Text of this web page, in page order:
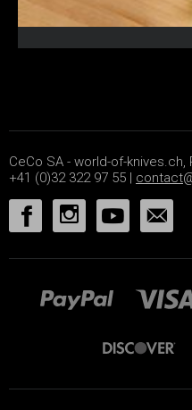
CeCo SA - world-of-knives.ch,
+41 (0)32 322 97 55 |